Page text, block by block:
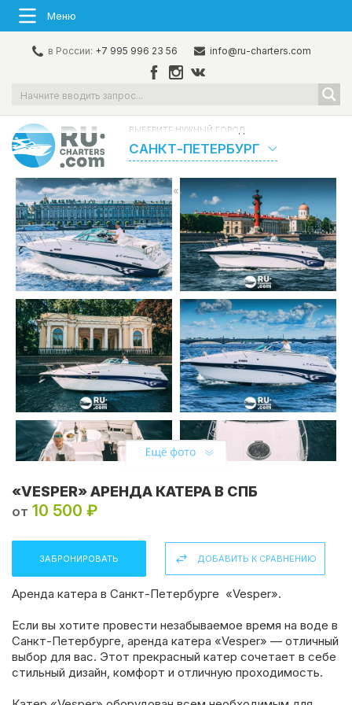
Меню
в России: +7 995 996 23 56 info@ru-charters.com
ВЫБЕРИТЕ НУЖНЫЙ ГОРОД:
САНКТ-ПЕТЕРБУРГ
Главная / Флот / Катера / «Vesper» Аренда катера в СПб
«VESPER» АРЕНДА КАТЕРА В СПБ
от 10 500 ₽
ЗАБРОНИРОВАТЬ ДОБАВИТЬ К СРАВНЕНИЮ
Аренда катера в Санкт-Петербурге «Vesper».
Если вы хотите провести незабываемое время на воде в
Санкт-Петербурге, аренда катера «Vesper» — отличный
выбор для вас. Этот прекрасный катер сочетает в себе
стильный дизайн, комфорт и отличную проходимость.